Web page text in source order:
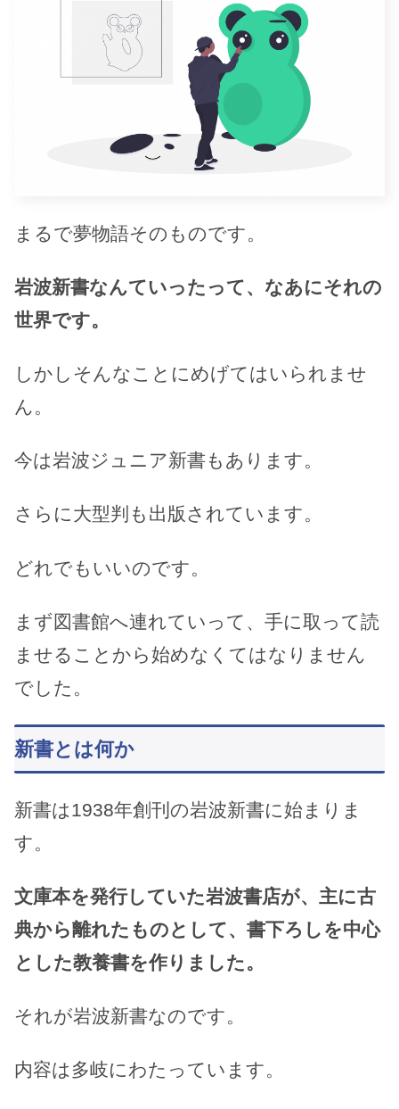
まるで夢物語そのものです。
岩波新書なんていったって、なあにそれの
世界です。
しかしそんなことにめげてはいられませ
ん。
今は岩波ジュニア新書もあります。
さらに大型判も出版されています。
どれでもいいのです。
まず図書館へ連れていって、手に取って読
ませることから始めなくてはなりません
でした。
新書とは何か
新書は1938年創刊の岩波新書に始まりま
す。
文庫本を発行していた岩波書店が、主に古
典から離れたものとして、書下ろしを中心
とした教養書を作りました。
それが岩波新書なのです。
内容は多岐にわたっています。